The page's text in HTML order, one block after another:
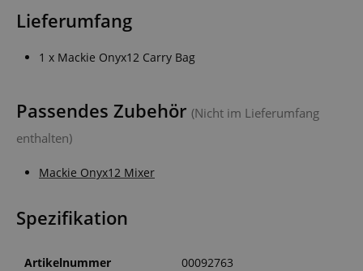
Lieferumfang
1 x Mackie Onyx12 Carry Bag
Passendes Zubehör (Nicht im Lieferumfang
enthalten)
Mackie Onyx12 Mixer
Spezifikation
Artikelnummer 00092763